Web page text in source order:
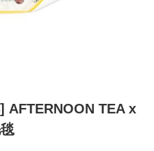
AFTERNOON TEA x